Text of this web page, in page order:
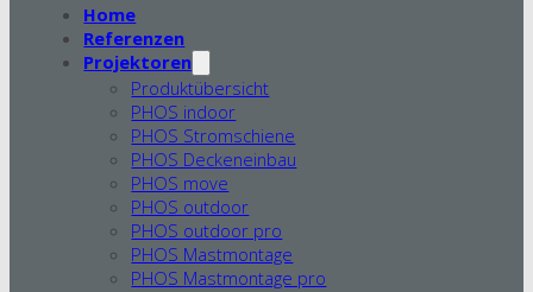
Home
Referenzen
Projektoren
Produktübersicht
PHOS indoor
PHOS Stromschiene
PHOS Deckeneinbau
PHOS move
PHOS outdoor
PHOS outdoor pro
PHOS Mastmontage
PHOS Mastmontage pro